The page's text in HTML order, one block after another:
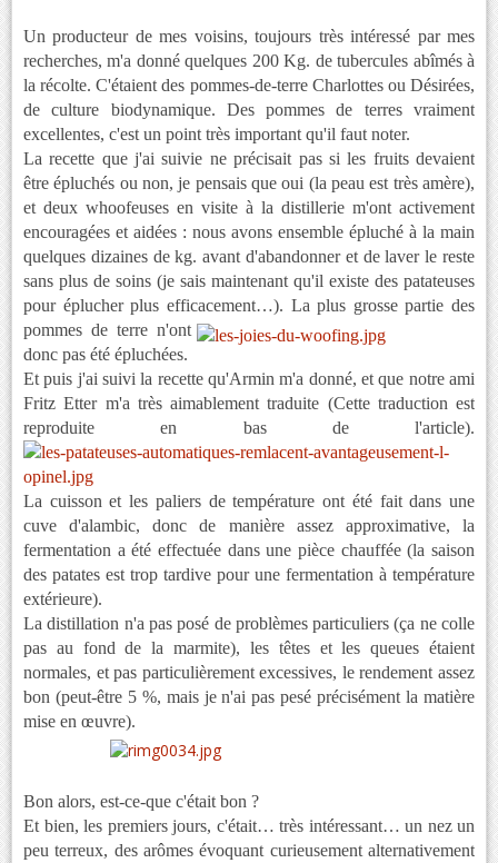
Un producteur de mes voisins, toujours très intéressé par mes
recherches, m'a donné quelques 200 Kg. de tubercules abîmés à
la récolte. C'étaient des pommes-de-terre Charlottes ou Désirées,
de culture biodynamique. Des pommes de terres vraiment
excellentes, c'est un point très important qu'il faut noter.
La recette que j'ai suivie ne précisait pas si les fruits devaient
être épluchés ou non, je pensais que oui (la peau est très amère),
et deux whoofeuses en visite à la distillerie m'ont activement
encouragées et aidées : nous avons ensemble épluché à la main
quelques dizaines de kg. avant d'abandonner et de laver le reste
sans plus de soins (je sais maintenant qu'il existe des patateuses
pour éplucher plus efficacement…). La plus grosse partie des
pommes de terre n'ont
donc pas été épluchées.
Et puis j'ai suivi la recette qu'Armin m'a donné, et que notre ami
Fritz Etter m'a très aimablement traduite (Cette traduction est
reproduite en bas de l'article).
La cuisson et les paliers de température ont été fait dans une
cuve d'alambic, donc de manière assez approximative, la
fermentation a été effectuée dans une pièce chauffée (la saison
des patates est trop tardive pour une fermentation à température
extérieure).
La distillation n'a pas posé de problèmes particuliers (ça ne colle
pas au fond de la marmite), les têtes et les queues étaient
normales, et pas particulièrement excessives, le rendement assez
bon (peut-être 5 %, mais je n'ai pas pesé précisément la matière
mise en œuvre).
Bon alors, est-ce-que c'était bon ?
Et bien, les premiers jours, c'était… très intéressant… un nez un
peu terreux, des arômes évoquant curieusement alternativement